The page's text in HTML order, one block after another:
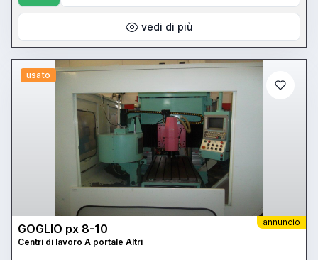
vedi di più
usato
annuncio
GOGLIO px 8-10
Centri di lavoro A portale Altri